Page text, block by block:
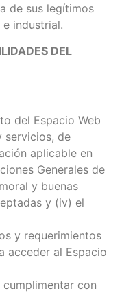
de sus legítimos
industrial.
DEL
del Espacio Web
servicios, de
aplicable en
Generales de
y buenas
y (iv) el
y requerimientos
acceder al Espacio
con